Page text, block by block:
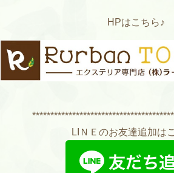
HPはこちら♪
LIＮＥのお友達追加は